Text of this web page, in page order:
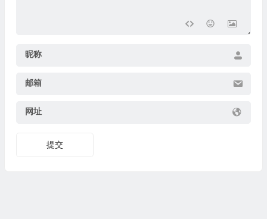
昵称
邮箱
网址
提交